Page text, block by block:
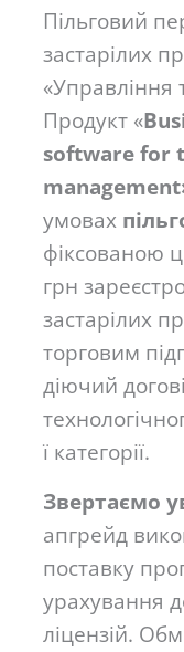
Пільговий
застарілих
«Управління
Продукт «
software for
умовах
фіксованою
грн
застарілих
торговим
діючий
ї категорії.
Звертаємо
апгрейд
поставку
урахування
ліцензій.